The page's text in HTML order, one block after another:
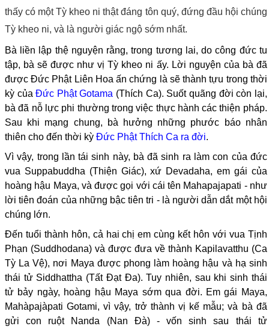
thấy có một Tỳ kheo ni thật đáng tôn quý, đứng đầu hội chúng
Tỳ kheo ni, và là người giác ngộ sớm nhất.
Bà liền lập thệ nguyện rằng, trong tương lai, do công đức tu
tập, bà sẽ được như vị Tỳ kheo ni ấy. Lời nguyện của bà đã
được Đức Phật Liên Hoa ấn chứng là sẽ thành tựu trong thời
kỳ củaĐức Phật Gotama (Thích Ca). Suốt quãng đời còn lại,
bà đã nỗ lực phi thường trong việc thực hành các thiện pháp.
Sau khi mạng chung, bà hưởng những phước báo nhân
thiên cho đến thời kỳ Đức Phật Thích Ca ra đời.
Vì vậy, trong lần tái sinh này, bà đã sinh ra làm con của đức
vua Suppabuddha (Thiện Giác), xứ Devadaha, em gái của
hoàng hậu Maya, và được gọi với cái tên Mahapajapati - như
lời tiên đoán của những bậc tiên tri - là người dẫn dắt một hội
chúng lớn.
Đến tuổi thành hôn, cả hai chị em cùng kết hôn với vua Tịnh
Phạn (Suddhodana) và được đưa về thành Kapilavatthu (Ca
Tỳ La Vệ), nơi Maya được phong làm hoàng hậu và hạ sinh
thái tử Siddhattha (Tất Đạt Đa). Tuy nhiên, sau khi sinh thái
tử bảy ngày, hoàng hậu Maya sớm qua đời. Em gái Maya,
Mahàpajàpati Gotami, vì vậy, trở thành vị kế mẫu; và bà đã
gửi con ruột Nanda (Nan Đà) - vốn sinh sau thái tử